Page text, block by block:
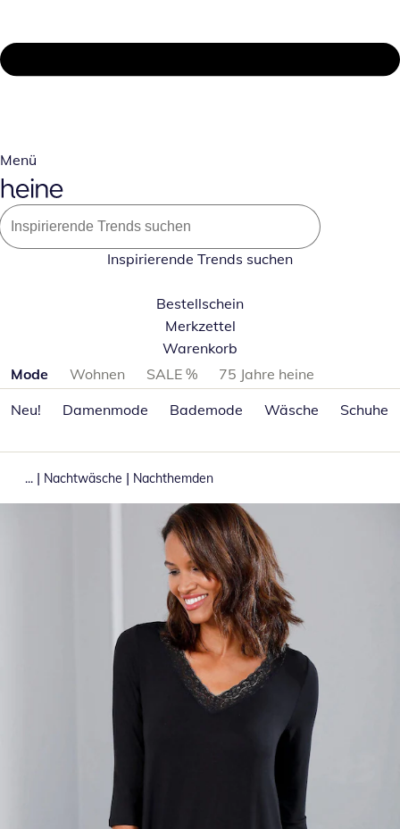
Menü
Inspirierende Trends suchen
Bestellschein
Merkzettel
Warenkorb
Produktkategorien überspringen
Mode Wohnen SALE %
75 Jahre heine
Neu!
Damenmode Bademode Wäsche Schuhe
... | Nachtwäsche | Nachthemden